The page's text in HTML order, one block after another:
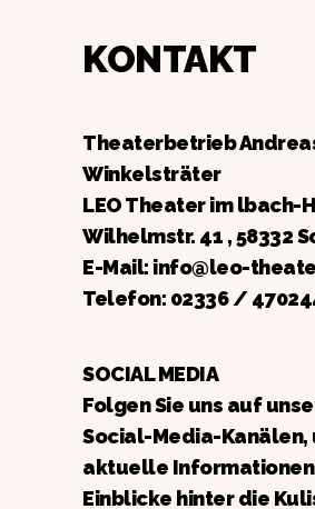
KONTAKT
Theaterbetrieb
Winkelsträter
LEO Theater im lbach-
Wilhelmstr. 41 , 58332
E-Mail: info@leo-
Telefon: 02336 /
SOCIAL MEDIA
Folgen Sie uns auf
Social-Media-Kanälen,
aktuelle
Einblicke hinter die